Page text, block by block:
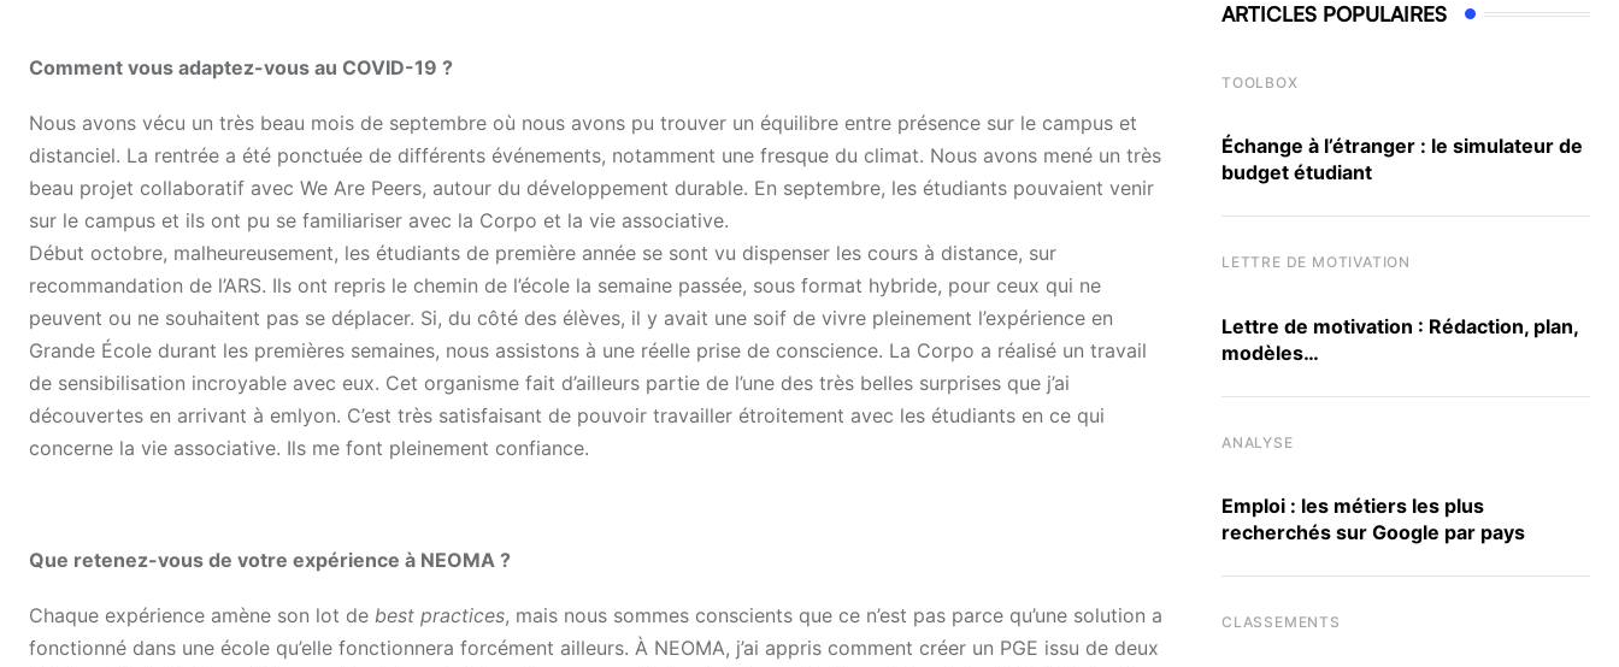
Comment vous adaptez-vous au COVID-19 ?
Nous avons vécu un très beau mois de septembre où nous avons pu trouver un équilibre entre présence sur le campus et
distanciel. La rentrée a été ponctuée de différents événements, notamment une fresque du climat. Nous avons mené un très
beau projet collaboratif avec We Are Peers, autour du développement durable. En septembre, les étudiants pouvaient venir
sur le campus et ils ont pu se familiariser avec la Corpo et la vie associative.
Début octobre, malheureusement, les étudiants de première année se sont vu dispenser les cours à distance, sur
recommandation de l’ARS. Ils ont repris le chemin de l’école la semaine passée, sous format hybride, pour ceux qui ne
peuvent ou ne souhaitent pas se déplacer. Si, du côté des élèves, il y avait une soif de vivre pleinement l’expérience en
Grande École durant les premières semaines, nous assistons à une réelle prise de conscience. La Corpo a réalisé un travail
de sensibilisation incroyable avec eux. Cet organisme fait d’ailleurs partie de l’une des très belles surprises que j’ai
découvertes en arrivant à emlyon. C’est très satisfaisant de pouvoir travailler étroitement avec les étudiants en ce qui
concerne la vie associative. Ils me font pleinement confiance.
Que retenez-vous de votre expérience à NEOMA ?
Chaque expérience amène son lot de best practices, mais nous sommes conscients que ce n’est pas parce qu’une solution a
fonctionné dans une école qu’elle fonctionnera forcément ailleurs. À NEOMA, j’ai appris comment créer un PGE issu de deux
ARTICLES POPULAIRES
TOOLBOX
Échange à l’étranger : le simulateur de
budget étudiant
LETTRE DE MOTIVATION
Lettre de motivation : Rédaction, plan,
modèles…
ANALYSE
Emploi : les métiers les plus
recherchés sur Google par pays
CLASSEMENTS